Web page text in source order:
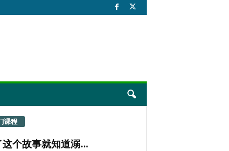
课程
这个故事就知道溺...